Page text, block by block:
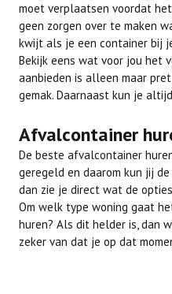
moet verplaatsen voordat
geen zorgen over te maken
kwijt als je een container bij
Bekijk eens wat voor jou het
aanbieden is alleen maar
gemak. Daarnaast kun je
Afvalcontainer
De beste afvalcontainer
geregeld en daarom kun jij
dan zie je direct wat de
Om welk type woning gaat
huren? Als dit helder is, dan
zeker van dat je op dat